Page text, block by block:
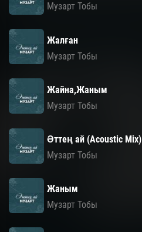
Музарт Тобы
Жалған
Музарт Тобы
Жайна,Жаным
Музарт Тобы
Әттең ай (Acoustic Mix)
Музарт Тобы
Жаным
Музарт Тобы